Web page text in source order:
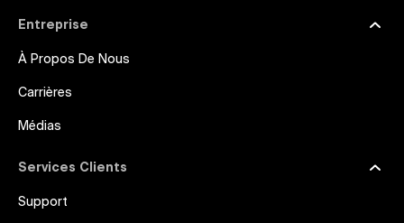
Entreprise
À Propos De Nous
Carrières
Médias
Services Clients
Support